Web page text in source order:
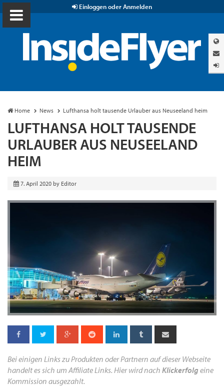
Einloggen oder Anmelden
Home News Lufthansa holt tausende Urlauber aus Neuseeland heim
LUFTHANSA HOLT TAUSENDE
URLAUBER AUS NEUSEELAND
HEIM
7. April 2020 by Editor
Bei einigen Links zu Produkten oder Partnern auf dieser Webseite
handelt es sich um Affiliate Links. Hier wird nach Klickerfolg eine
Kommission ausgezahlt.